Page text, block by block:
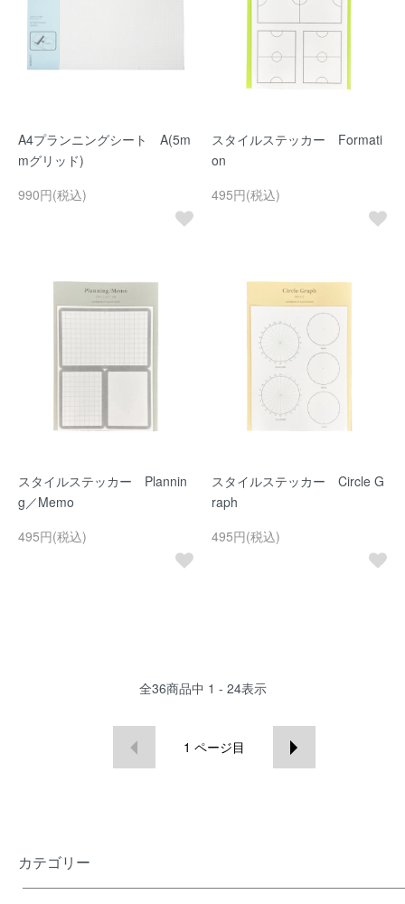
A4プランニングシート A(5m
mグリッド)
990円(税込)
スタイルステッカー Formati
on
495円(税込)
スタイルステッカー Plannin
g／Memo
495円(税込)
スタイルステッカー Circle G
raph
495円(税込)
全36商品中 1 - 24表示
1 ページ目
カテゴリー